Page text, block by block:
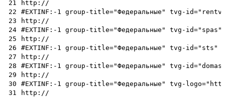
21
http://
22
#EXTINF:-1 group-title="Федеральные" tvg-
23
http://
24 #EXTINF:-1 group-title="Федеральные" tvg-
25
http://
26
#EXTINF:-1 group-title="Федеральные" tvg-id="sts"
27
http://
28
#EXTINF:-1 group-title="Федеральные" tvg-
29
http://
30
#EXTINF:-1 group-title="Федеральные" tvg-
31
http://